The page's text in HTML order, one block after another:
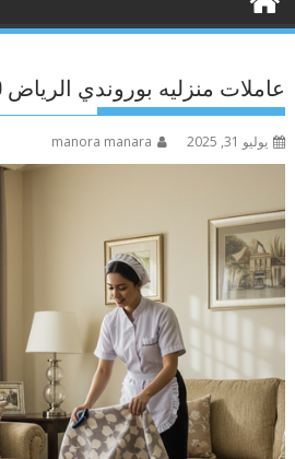
عاملات منزليه بوروندي الرياض 0596690150
يوليو 31, 2025 manora manara